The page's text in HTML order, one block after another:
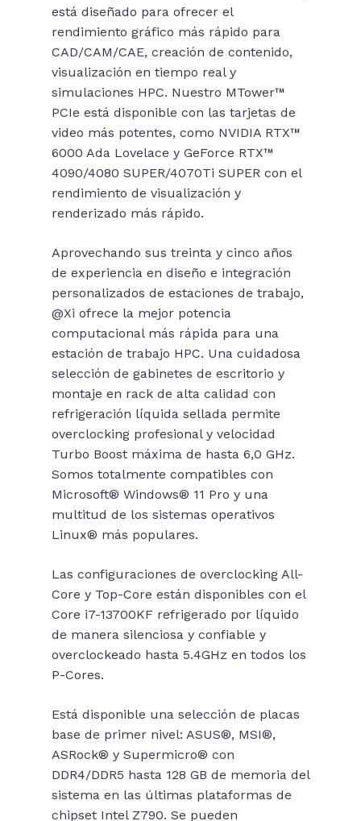
está diseñado para ofrecer el
rendimiento gráfico más rápido para
CAD/CAM/CAE, creación de contenido,
visualización en tiempo real y
simulaciones HPC. Nuestro MTower™
PCIe está disponible con las tarjetas de
video más potentes, como NVIDIA RTX™
6000 Ada Lovelace y GeForce RTX™
4090/4080 SUPER/4070Ti SUPER con el
rendimiento de visualización y
renderizado más rápido.
Aprovechando sus treinta y cinco años
de experiencia en diseño e integración
personalizados de estaciones de trabajo,
@Xi ofrece la mejor potencia
computacional más rápida para una
estación de trabajo HPC. Una cuidadosa
selección de gabinetes de escritorio y
montaje en rack de alta calidad con
refrigeración líquida sellada permite
overclocking profesional y velocidad
Turbo Boost máxima de hasta 6,0 GHz.
Somos totalmente compatibles con
Microsoft® Windows® 11 Pro y una
multitud de los sistemas operativos
Linux® más populares.
Las configuraciones de overclocking All-
Core y Top-Core están disponibles con el
Core i7-13700KF refrigerado por líquido
de manera silenciosa y confiable y
overclockeado hasta 5.4GHz en todos los
P-Cores.
Está disponible una selección de placas
base de primer nivel: ASUS®, MSI®,
ASRock® y Supermicro® con
DDR4/DDR5 hasta 128 GB de memoria del
sistema en las últimas plataformas de
chipset Intel Z790. Se pueden